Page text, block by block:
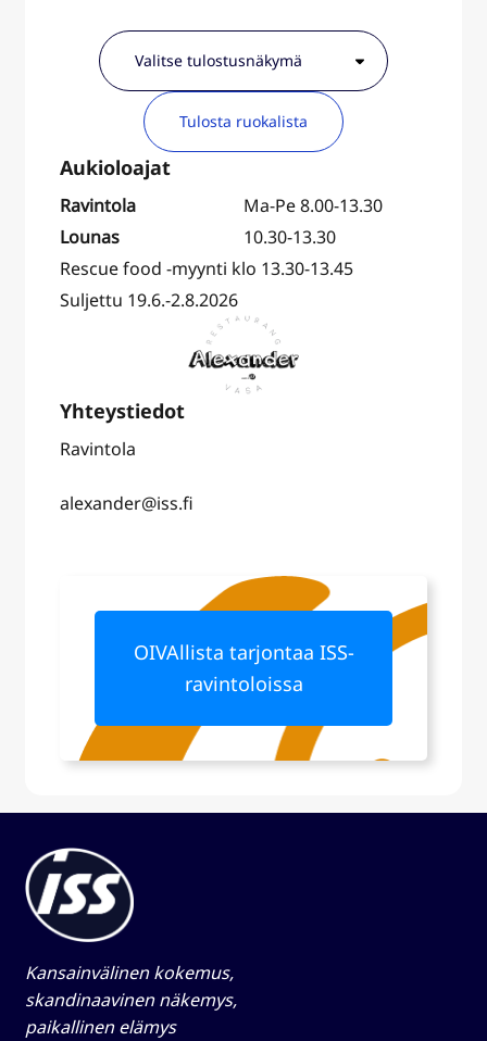
Tulosta ruokalista
Ravintola
Ma-Pe 8.00-13.30
Lounas
10.30-13.30
Rescue food -myynti klo 13.30-13.45
Suljettu 19.6.-2.8.2026
Ravintola
alexander@iss.fi
OIVAllista tarjontaa ISS-
ravintoloissa
Kansainvälinen kokemus,
skandinaavinen näkemys,
paikallinen elämys​